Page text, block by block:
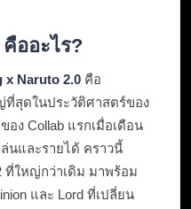
ออะไร?
x Naruto 2.0 คือ
ที่สุดในประวัติศาสตร์ของ
อง Collab แรกเมื่อเดือน
นและรายได้ คราวนี้
ที่ใหญ่กว่าเดิม มาพร้อม
และ Lord ที่เปลี่ยน